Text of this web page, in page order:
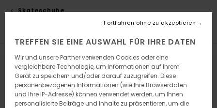
Skateschuhe
Bleib dabei, die Produkte sind bald
wieder da
TREFFEN SIE EINE AUSWAHL FÜR IHRE DATEN
Wir und unsere Partner verwenden Cookies oder eine
vergleichbare Technologie, um Informationen auf Ihrem
Gerät zu speichern und/oder darauf zuzugreifen. Diese
personenbezogenen Informationen (wie Ihre Browserdaten
und Ihre IP-Adresse) können verwendet werden, um Ihnen
personalisierte Beiträge und Inhalte zu präsentieren, um die
Fortfahren ohne zu akzeptieren